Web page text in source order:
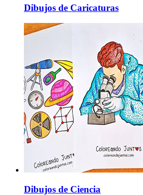
Dibujos de Caricaturas
Dibujos de Ciencia